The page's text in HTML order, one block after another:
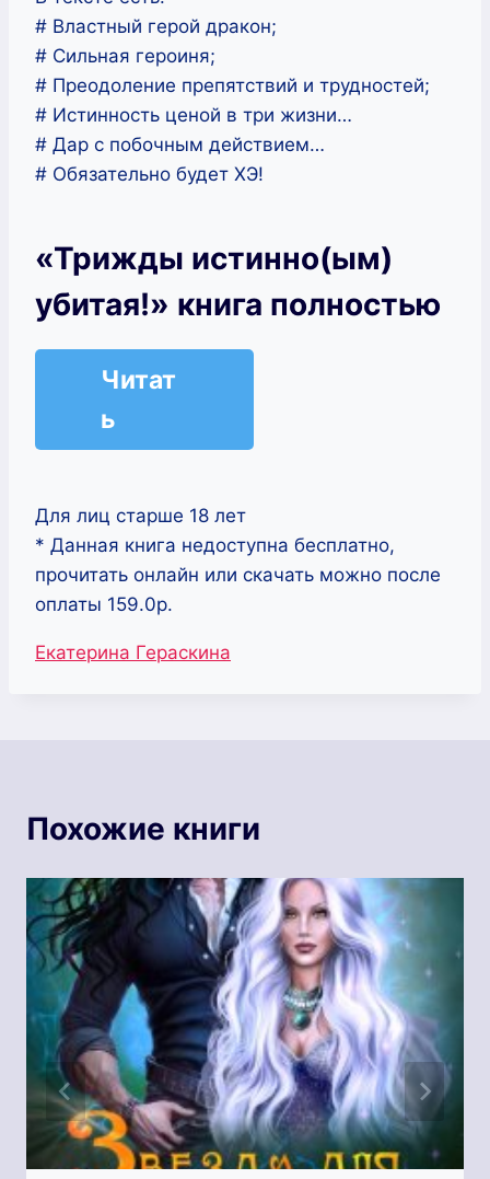
# Властный герой дракон;
# Сильная героиня;
# Преодоление препятствий и трудностей;
# Истинность ценой в три жизни…
# Дар с побочным действием…
# Обязательно будет ХЭ!
«Трижды истинно(ым)
убитая!» книга полностью
Читат
ь
Для лиц старше 18 лет
* Данная книга недоступна бесплатно,
прочитать онлайн или скачать можно после
оплаты 159.0р.
Метки
Екатерина Гераскина
Похожие книги